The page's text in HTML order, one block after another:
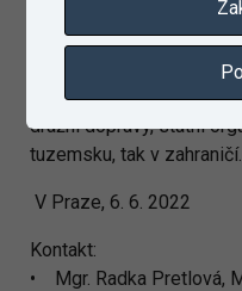
Našimi zákazníky jsou
komponentů pro
vlastníci železniční
drážní dopravy, státní
tuzemsku, tak v zahraničí.
V Praze, 6. 6. 2022
Kontakt:
• Mgr. Radka Pretlová,